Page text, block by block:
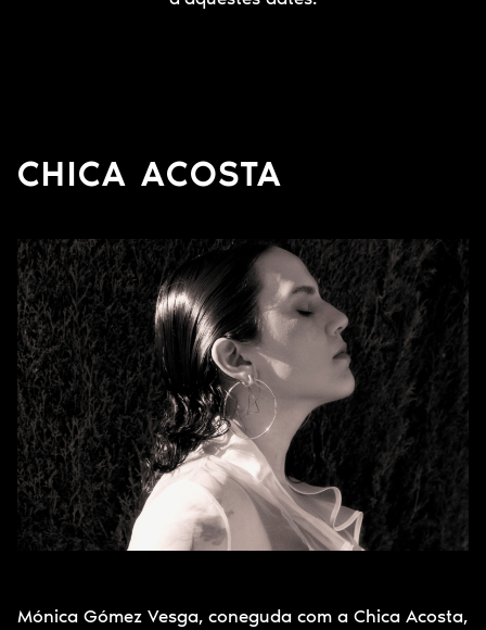
CHICA ACOSTA
Mónica Gómez Vesga, coneguda com a Chica Acosta,